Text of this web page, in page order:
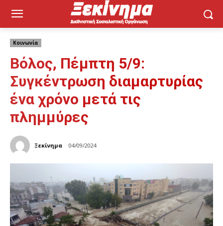
Κοινωνία
Βόλος, Πέμπτη 5/9:
Συγκέντρωση διαμαρτυρίας
ένα χρόνο μετά τις
πλημμύρες
Ξεκίνημα 04/09/2024